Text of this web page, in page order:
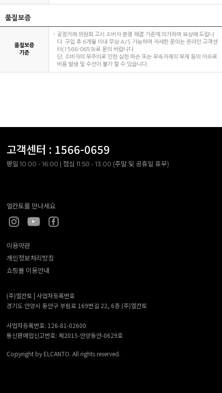
품질보증
품질보증
기준
공정거래 위원회 고시 소비자 분쟁 해결 기준에 의거하여 보상해 드립니
다. 구입 후 6개월 이내 무상 A/S 가능하며 자세한 문의는 온라인 고객센
터(1566-0659)로 문의 바랍니다.
단, 소비자의 부주의로 인한 심한 파손 또는 부속자재의 부재 등의 이슈로
비용 발생 및 수선이 불가 할 수 있습니다.
고객센터 : 1566-0659
평일 10:00 - 16:00 | 점심 11:50 - 13:00 (주말 및 공휴일 휴무)
엘칸토를 만나세요
이용약관
개인정보처리방침
쇼핑몰 이용안내
(주)엘칸토 | 사업자등록번호
경기도 안양시 동안구 부림로 169번길 22, 6층 (주)엘칸토
사업자등록번호: 126-81-02600
통신판매업신고번호: 제2015-안양동안-0629호
Copyright by ELCANTO. All rights reserved.